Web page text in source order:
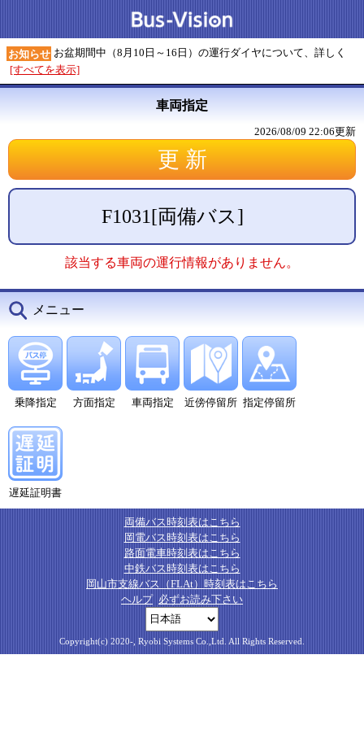
お知らせ お盆期間中（8月10日～16日）の運行ダイヤについて、詳しく
[すべてを表示]
車両指定
2026/08/09 22:06更新
F1031[両備バス]
該当する車両の運行情報がありません。
メニュー
乗降指定 方面指定 車両指定 近傍停留所 指定停留所
遅延証明書
両備バス時刻表はこちら
岡電バス時刻表はこちら
路面電車時刻表はこちら
中鉄バス時刻表はこちら
岡山市支線バス（FLAt）時刻表はこちら
ヘルプ 必ずお読み下さい
Copyright(c) 2020-, Ryobi Systems Co.,Ltd. All Rights Reserved.